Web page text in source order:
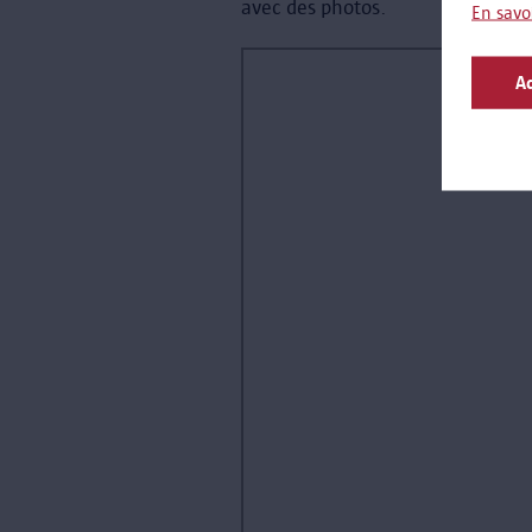
En
avec des photos.